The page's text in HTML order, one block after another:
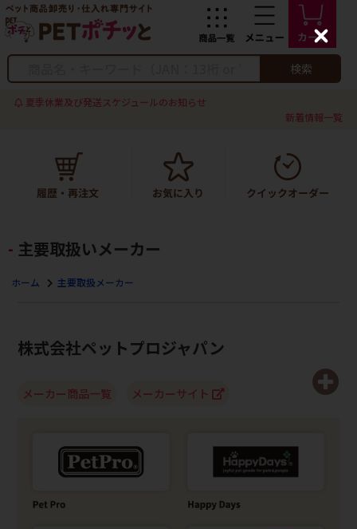
検索
夏季休業及び発送スケジュールのお知らせ
新着情報一覧
主要取扱いメーカー
ホーム 主要取扱メーカー
株式会社ペットプロジャパン
メーカー商品一覧 メーカーサイト
C
l
s